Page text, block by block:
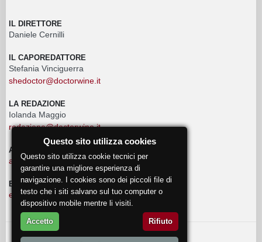
IL DIRETTORE
Daniele Cernilli
IL CAPOREDATTORE
Stefania Vinciguerra
shedoctor@doctorwine.it
LA REDAZIONE
Iolanda Maggio
redazione@doctorwine.it
ADVERTISING
advertising@doctorwine.it
EVENTI
eventi@doctorwine.it
Questo sito utilizza cookies
Questo sito utilizza cookie tecnici per
garantire una migliore esperienza di
navigazione. I cookies sono dei piccoli file di
testo che i siti salvano sul tuo computer o
dispositivo mobile mentre li visiti.
Accetto Rifiuto